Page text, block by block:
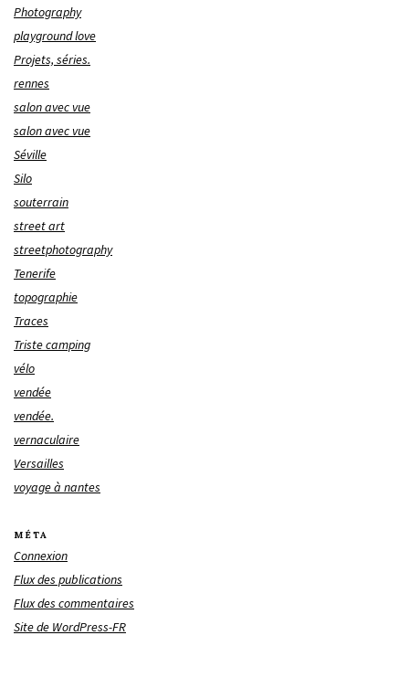
Photography
playground love
Projets, séries.
rennes
salon avec vue
salon avec vue
Séville
Silo
souterrain
street art
streetphotography
Tenerife
topographie
Traces
Triste camping
vélo
vendée
vendée.
vernaculaire
Versailles
voyage à nantes
MÉTA
Connexion
Flux des publications
Flux des commentaires
Site de WordPress-FR